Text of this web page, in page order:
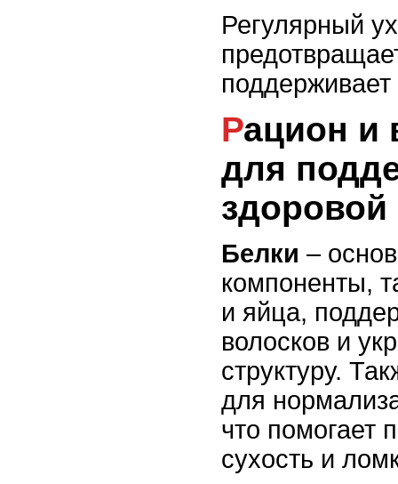
Регулярный
Рацион и витамины
для
Белки –
компоненты,
и яйца,
волосков и
структуру.
для
что помогает
сухость и